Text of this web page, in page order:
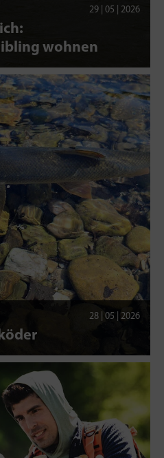
29 | 05 | 2026
wohnen
28 | 05 | 2026